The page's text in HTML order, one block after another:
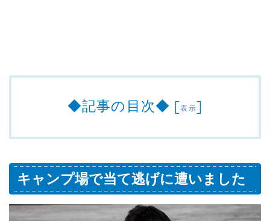
◆記事の目次◆ [表示]
キャンプ場で当て逃げに遭いました